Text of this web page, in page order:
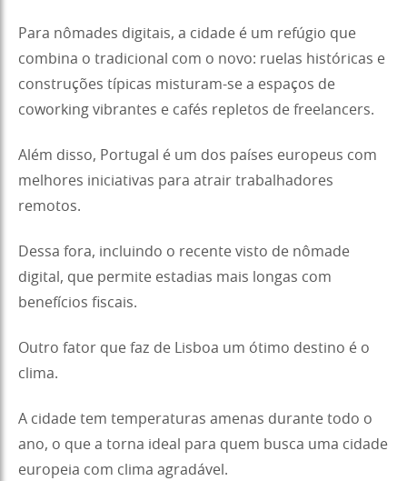
Para nômades digitais, a cidade é um refúgio que
combina o tradicional com o novo: ruelas históricas e
construções típicas misturam-se a espaços de
coworking vibrantes e cafés repletos de freelancers.
Além disso, Portugal é um dos países europeus com
melhores iniciativas para atrair trabalhadores
remotos.
Dessa fora, incluindo o recente visto de nômade
digital, que permite estadias mais longas com
benefícios fiscais.
Outro fator que faz de Lisboa um ótimo destino é o
clima.
A cidade tem temperaturas amenas durante todo o
ano, o que a torna ideal para quem busca uma cidade
europeia com clima agradável.